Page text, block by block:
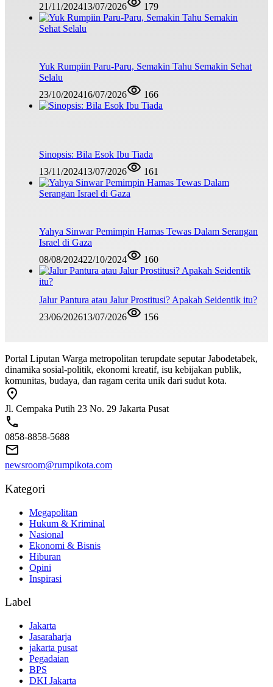
21/11/202413/07/2026 179
Yuk Rumpiin Paru-Paru, Semakin Tahu Semakin Sehat
Selalu
23/10/202416/07/2026 166
Sinopsis: Bila Esok Ibu Tiada
13/11/202413/07/2026 161
Yahya Sinwar Pemimpin Hamas Tewas Dalam Serangan
Israel di Gaza
08/08/202422/10/2024 160
Jalur Pantura atau Jalur Prostitusi? Apakah Seidentik itu?
23/06/202613/07/2026 156
Portal Liputan Warga metropolitan terupdate seputar Jabodetabek,
dinamika sosial-politik, ekonomi kreatif, isu kebijakan publik,
komunitas, budaya, dan ragam cerita unik dari sudut kota.
Jl. Cempaka Putih 23 No. 29 Jakarta Pusat
0858-8858-5688
newsroom@rumpikota.com
Kategori
Megapolitan
Hukum & Kriminal
Nasional
Ekonomi & Bisnis
Hiburan
Opini
Inspirasi
Label
Jakarta
Jasaraharja
jakarta pusat
Pegadaian
BPS
DKI Jakarta